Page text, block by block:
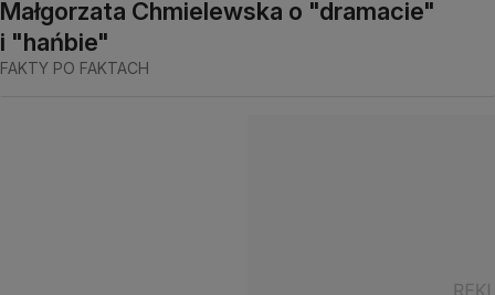
Małgorzata Chmielewska o "dramacie"
i "hańbie"
FAKTY PO FAKTACH